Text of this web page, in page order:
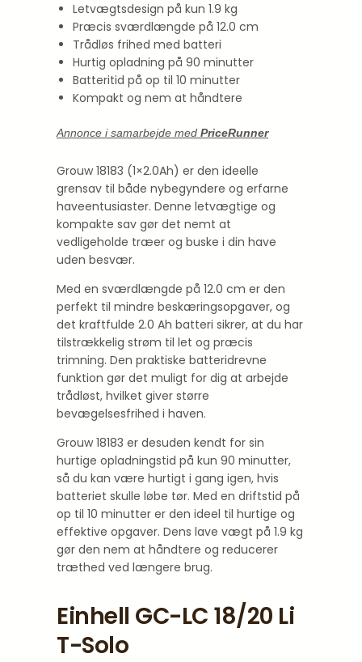
Letvægtsdesign på kun 1.9 kg
Præcis sværdlængde på 12.0 cm
Trådløs frihed med batteri
Hurtig opladning på 90 minutter
Batteritid på op til 10 minutter
Kompakt og nem at håndtere
Annonce i samarbejde med PriceRunner
Grouw 18183 (1×2.0Ah) er den ideelle
grensav til både nybegyndere og erfarne
haveentusiaster. Denne letvægtige og
kompakte sav gør det nemt at
vedligeholde træer og buske i din have
uden besvær.
Med en sværdlængde på 12.0 cm er den
perfekt til mindre beskæringsopgaver, og
det kraftfulde 2.0 Ah batteri sikrer, at du har
tilstrækkelig strøm til let og præcis
trimning. Den praktiske batteridrevne
funktion gør det muligt for dig at arbejde
trådløst, hvilket giver større
bevægelsesfrihed i haven.
Grouw 18183 er desuden kendt for sin
hurtige opladningstid på kun 90 minutter,
så du kan være hurtigt i gang igen, hvis
batteriet skulle løbe tør. Med en driftstid på
op til 10 minutter er den ideel til hurtige og
effektive opgaver. Dens lave vægt på 1.9 kg
gør den nem at håndtere og reducerer
træthed ved længere brug.
Einhell GC-LC 18/20 Li
T-Solo